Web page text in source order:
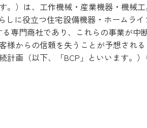
）は、工作機械・産業機器・機械
に役立つ住宅設備機器・ホームラ
専門商社であり、これらの事業が中
からの信頼を失うことが予想され
画（以下、「BCP」といいます。